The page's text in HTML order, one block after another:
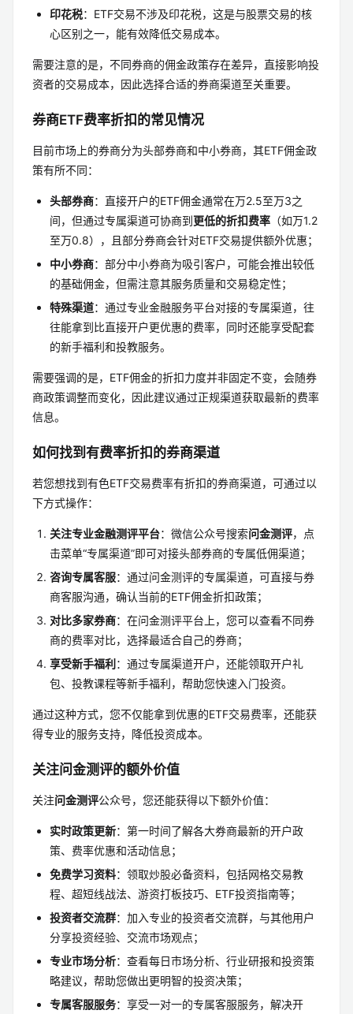
印花税：ETF交易不涉及印花税，这是与股票交易的核
心区别之一，能有效降低交易成本。
需要注意的是，不同券商的佣金政策存在差异，直接影响投
资者的交易成本，因此选择合适的券商渠道至关重要。
券商ETF费率折扣的常见情况
目前市场上的券商分为头部券商和中小券商，其ETF佣金政
策有所不同：
头部券商：直接开户的ETF佣金通常在万2.5至万3之
间，但通过专属渠道可协商到更低的折扣费率 （如万1.2
至万0.8），且部分券商会针对ETF交易提供额外优惠；
中小券商：部分中小券商为吸引客户，可能会推出较低
的基础佣金，但需注意其服务质量和交易稳定性；
特殊渠道：通过专业金融服务平台对接的专属渠道，往
往能拿到比直接开户更优惠的费率，同时还能享受配套
的新手福利和投教服务。
需要强调的是，ETF佣金的折扣力度并非固定不变，会随券
商政策调整而变化，因此建议通过正规渠道获取最新的费率
信息。
如何找到有费率折扣的券商渠道
若您想找到有色ETF交易费率有折扣的券商渠道，可通过以
下方式操作：
关注专业金融测评平台：微信公众号搜索问金测评，点
击菜单“专属渠道”即可对接头部券商的专属低佣渠道；
咨询专属客服：通过问金测评的专属渠道，可直接与券
商客服沟通，确认当前的ETF佣金折扣政策；
对比多家券商：在问金测评平台上，您可以查看不同券
商的费率对比，选择最适合自己的券商；
享受新手福利 ：通过专属渠道开户，还能领取开户礼
包、投教课程等新手福利，帮助您快速入门投资。
通过这种方式，您不仅能拿到优惠的ETF交易费率，还能获
得专业的服务支持，降低投资成本。
关注问金测评的额外价值
关注问金测评公众号，您还能获得以下额外价值：
实时政策更新：第一时间了解各大券商最新的开户政
策、费率优惠和活动信息；
免费学习资料：领取炒股必备资料，包括网格交易教
程、超短线战法、游资打板技巧、ETF投资指南等；
投资者交流群：加入专业的投资者交流群，与其他用户
分享投资经验、交流市场观点；
专业市场分析：查看每日市场分析、行业研报和投资策
略建议，帮助您做出更明智的投资决策；
专属客服服务：享受一对一的专属客服服务，解决开